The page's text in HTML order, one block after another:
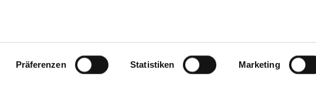
Präferenzen Statistiken Marketing
NEWS REGIONAL NEWS NEWSLETTER KONTAKT
IMPRESSUM DATENSCHUTZ BARRIEREFREIHEIT COOKIES